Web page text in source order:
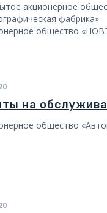
акционерное
фабрика»
общество
на
общество